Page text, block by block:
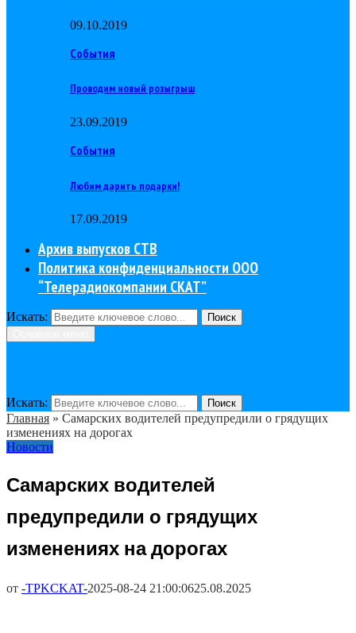
09.10.2019
События
Проводим новый розыгрыш
23.09.2019
События
Любим дарить подарки!
17.09.2019
Архив выпусков СТВ
Политика конфиденциальности ООО
“Телерадиокомпании СКАТ”
Искать:
Поиск
Искать: Поиск
Главная » Самарских водителей предупредили о грядущих
изменениях на дорогах
Новости
Самарских водителей
предупредили о грядущих
изменениях на дорогах
от -TPKCKAT-2025-08-24 21:00:0625.08.2025